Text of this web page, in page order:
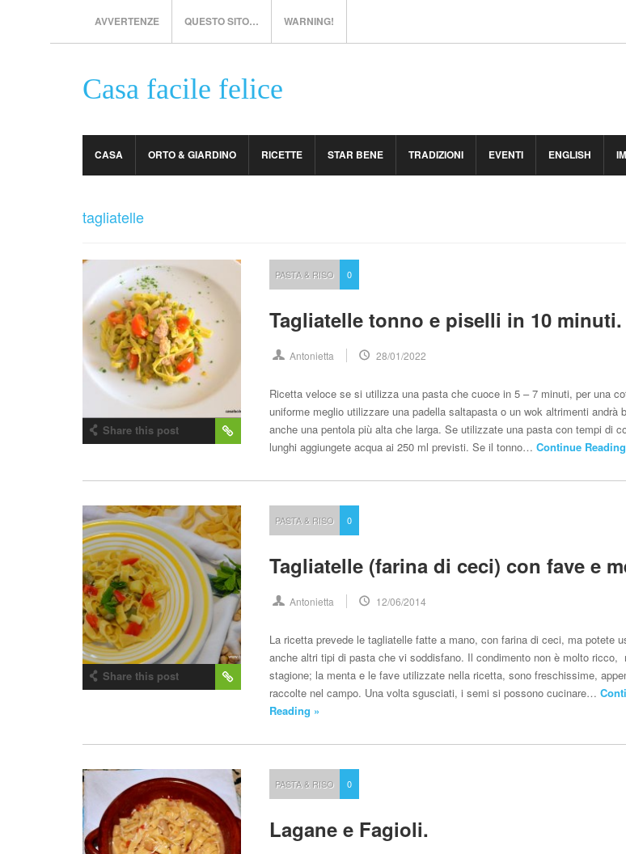
AVVERTENZE QUESTO SITO… WARNING!
Casa facile felice
CASA ORTO & GIARDINO RICETTE STAR BENE TRADIZIONI EVENTI ENGLISH
tagliatelle
Share this post
PASTA & RISO 0
Tagliatelle tonno e piselli in 10 minuti.
Antonietta 28/01/2022
Ricetta veloce se si utilizza una pasta che cuoce in 5 – 7 minuti, per una
uniforme meglio utilizzare una padella saltapasta o un wok altrimenti andrà
anche una pentola più alta che larga. Se utilizzate una pasta con tempi di
lunghi aggiungete acqua ai 250 ml previsti. Se il tonno…Continue
Share this post
PASTA & RISO 0
Tagliatelle (farina di ceci) con fave e
Antonietta 12/06/2014
La ricetta prevede le tagliatelle fatte a mano, con farina di ceci, ma potete
anche altri tipi di pasta che vi soddisfano. Il condimento non è molto
stagione; la menta e le fave utilizzate nella ricetta, sono freschissime,
raccolte nel campo. Una volta sgusciati, i semi si possono cucinare…
Reading »
PASTA & RISO 0
Lagane e Fagioli.